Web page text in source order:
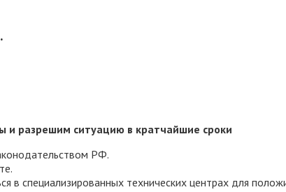
разрешим ситуацию в кратчайшие сроки
РФ.
в специализированных технических центрах для